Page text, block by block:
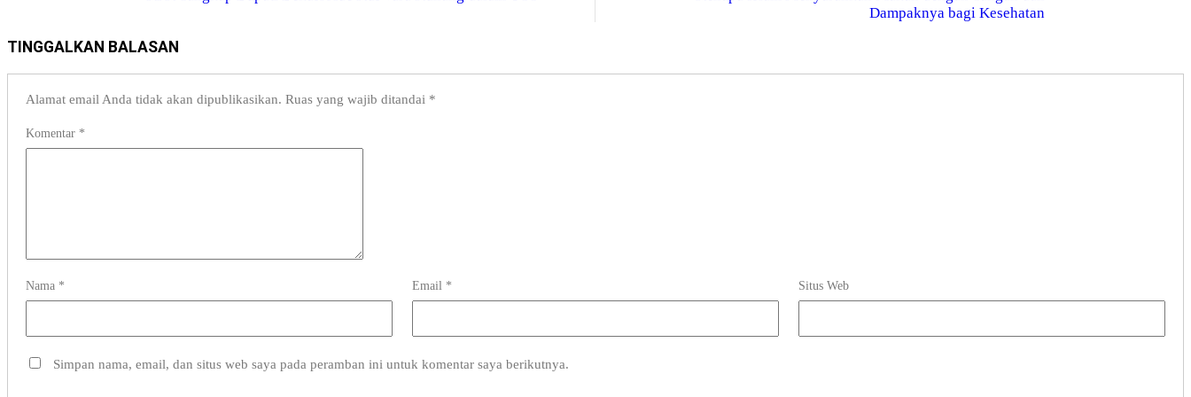
Dampaknya bagi Kesehatan
TINGGALKAN BALASAN
Alamat email Anda tidak akan dipublikasikan. Ruas yang wajib ditandai *
Komentar *
Nama * Email * Situs Web
Simpan nama, email, dan situs web saya pada peramban ini untuk komentar saya berikutnya.